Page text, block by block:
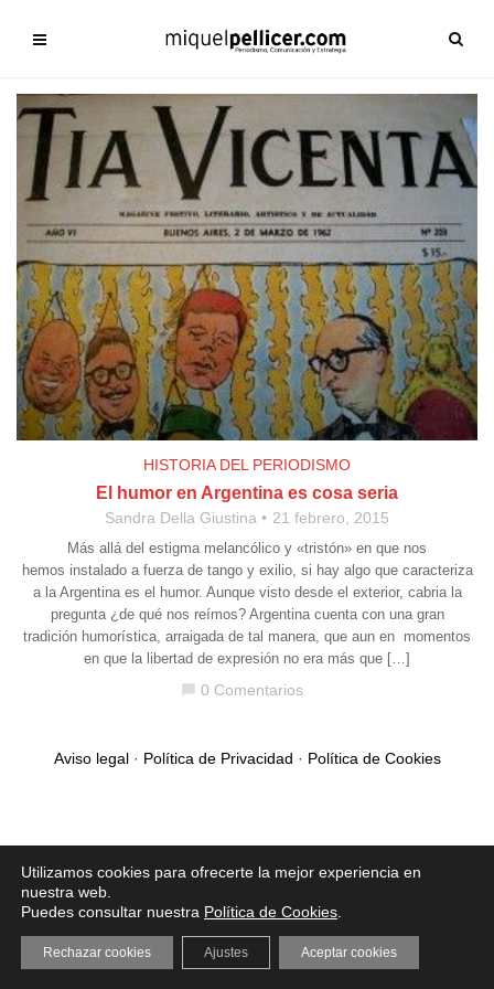
HISTORIA DEL PERIODISMO
El humor en Argentina es cosa seria
Sandra Della Giustina 21 febrero, 2015
Más allá del estigma melancólico y «tristón» en que nos
hemos instalado a fuerza de tango y exilio, si hay algo que caracteriza
a la Argentina es el humor. Aunque visto desde el exterior, cabria la
pregunta ¿de qué nos reímos? Argentina cuenta con una gran
tradición humorística, arraigada de tal manera, que aun en momentos
en que la libertad de expresión no era más que […]
0 Comentarios
Aviso legal· Política de Privacidad · Política de Cookies
Utilizamos cookies para ofrecerte la mejor experiencia en
nuestra web.
Puedes consultar nuestra Política de Cookies
Aceptar cookies
Rechazar cookies Ajustes